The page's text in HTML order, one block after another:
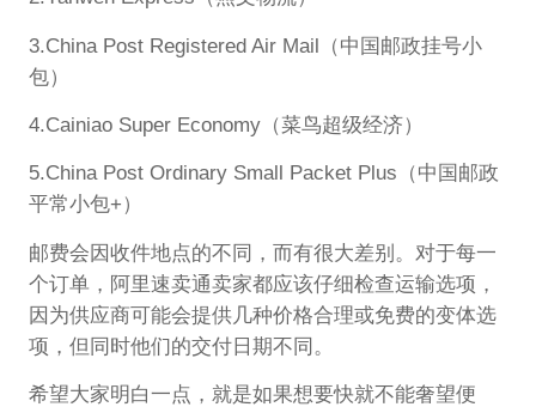
3.China Post Registered Air Mail（中国邮政挂号小
包）
4.Cainiao Super Economy（菜鸟超级经济）
5.China Post Ordinary Small Packet Plus（中国邮政
平常小包+）
邮费会因收件地点的不同，而有很大差别。对于每一
个订单，阿里速卖通卖家都应该仔细检查运输选项，
因为供应商可能会提供几种价格合理或免费的变体选
项，但同时他们的交付日期不同。
希望大家明白一点，就是如果想要快就不能奢望便